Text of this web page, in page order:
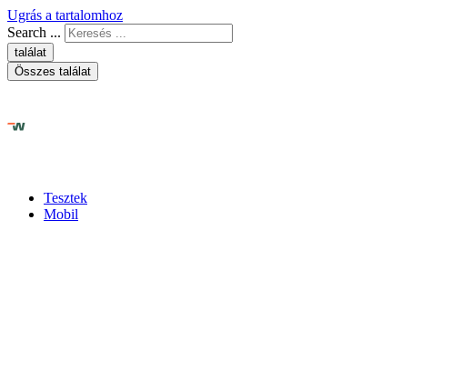
Ugrás a tartalomhoz
Search ...
találat
Összes találat
Tesztek
Mobil